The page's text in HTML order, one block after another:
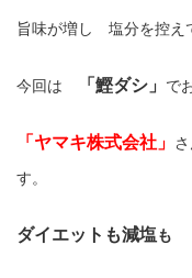
旨味が増し 塩分を控え
今回は 「鰹ダシ」 で
「ヤマキ株式会社」
す。
ダイエットも減塩も